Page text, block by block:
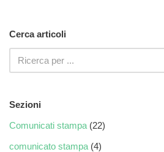
Cerca articoli
Sezioni
Comunicati stampa (22)
comunicato stampa (4)